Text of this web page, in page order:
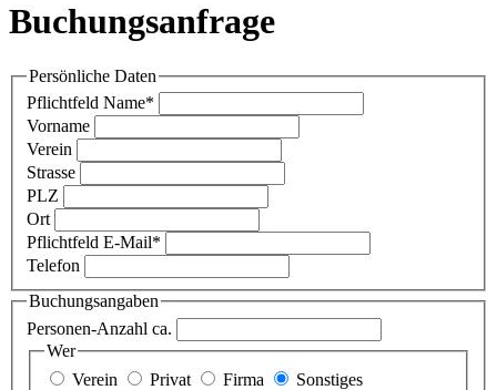
Buchungsanfrage
Persönliche Daten
Pflichtfeld Name*
Vorname
Verein
Strasse
PLZ
Ort
Pflichtfeld E-Mail*
Telefon
Buchungsangaben
Personen-Anzahl ca.
Wer
Verein
Privat Firma
Sonstiges